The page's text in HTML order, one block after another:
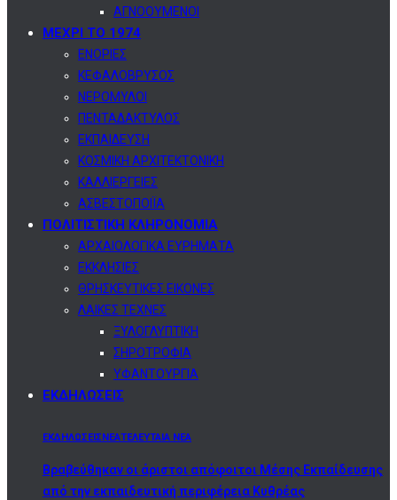
ΑΓΝΟΟΥΜΕΝΟΙ
ΜΕΧΡΙ ΤΟ 1974
ΕΝΟΡΙΕΣ
ΚΕΦΑΛΟΒΡΥΣΟΣ
ΝΕΡΟΜΥΛΟΙ
ΠΕΝΤΑΔΑΚΤΥΛΟΣ
ΕΚΠΑΙΔΕΥΣΗ
ΚΟΣΜΙΚΗ ΑΡΧΙΤΕΚΤΟΝΙΚΗ
ΚΑΛΛΙΕΡΓΕΙΕΣ
ΑΣΒΕΣΤΟΠΟΙΪΑ
ΠΟΛΙΤΙΣΤΙΚΗ ΚΛΗΡΟΝΟΜΙΑ
ΑΡΧΑΙΟΛΟΓΙΚΑ ΕΥΡΗΜΑΤΑ
ΕΚΚΛΗΣΙΕΣ
ΘΡΗΣΚΕΥΤΙΚΕΣ ΕΙΚΟΝΕΣ
ΛΑΙΚΕΣ ΤΕΧΝΕΣ
ΞΥΛΟΓΛΥΠΤΙΚΗ
ΣΗΡΟΤΡΟΦΙΑ
ΥΦΑΝΤΟΥΡΓΙΑ
ΕΚΔΗΛΩΣΕΙΣ
ΕΚΔΗΛΩΣΕΙΣΝΕΑΤΕΛΕΥΤΑΙΑ ΝΕΑ
Βραβεύθηκαν οι άριστοι απόφοιτοι Μέσης Εκπαίδευσης
από την εκπαιδευτική περιφέρεια Κυθρέας